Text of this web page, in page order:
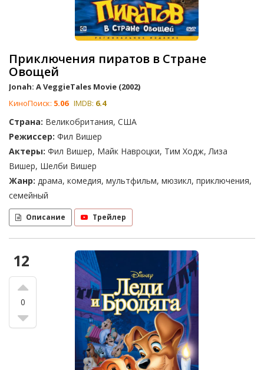
Приключения пиратов в Стране
Овощей
Jonah: A VeggieTales Movie (2002)
КиноПоиск: 5.06 IMDB: 6.4
Страна: Великобритания, США
Режиссер: Фил Вишер
Актеры: Фил Вишер, Майк Навроцки, Тим Ходж, Лиза
Вишер, Шелби Вишер
Жанр: драма, комедия, мультфильм, мюзикл, приключения,
семейный
Описание Трейлер
12
0